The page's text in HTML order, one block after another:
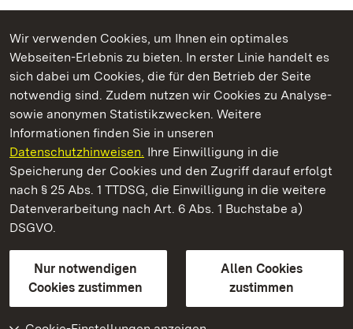
Wir verwenden Cookies, um Ihnen ein optimales
Webseiten-Erlebnis zu bieten. In erster Linie handelt es
sich dabei um Cookies, die für den Betrieb der Seite
notwendig sind. Zudem nutzen wir Cookies zu Analyse-
sowie anonymen Statistikzwecken. Weitere
Informationen finden Sie in unseren
Datenschutzhinweisen. Ihre Einwilligung in die
Speicherung der Cookies und den Zugriff darauf erfolgt
nach § 25 Abs. 1 TTDSG, die Einwilligung in die weitere
Datenverarbeitung nach Art. 6 Abs. 1 Buchstabe a)
DSGVO.
Nur notwendigen
Cookies zustimmen
Allen Cookies
zustimmen
Kommen. Staunen. Genießen.
Kloster und Schloss Bebenhausen
Staatliche Schlösser und Gärten Baden-Württemberg
Kontakt
GebärdenspracheLeichte Sprache
Erklärung zur Barrierefreiheit
BITV-konform (geprüfte Seiten)